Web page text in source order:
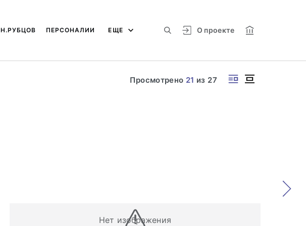
О проекте
Н.РУБЦОВ ПЕРСОНАЛИИ ЕЩЕ
Просмотрено 21 из 27
Нет изображения